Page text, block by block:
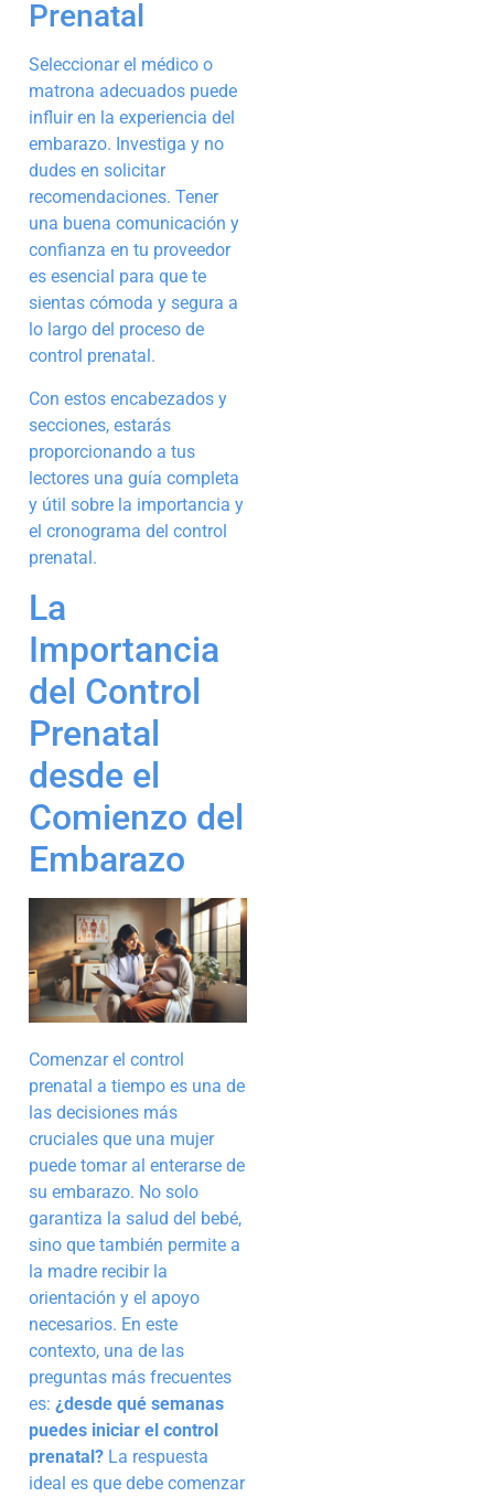
Prenatal
Seleccionar el médico o
matrona adecuados puede
influir en la experiencia del
embarazo. Investiga y no
dudes en solicitar
recomendaciones. Tener
una buena comunicación y
confianza en tu proveedor
es esencial para que te
sientas cómoda y segura a
lo largo del proceso de
control prenatal.
Con estos encabezados y
secciones, estarás
proporcionando a tus
lectores una guía completa
y útil sobre la importancia y
el cronograma del control
prenatal.
La
Importancia
del Control
Prenatal
desde el
Comienzo del
Embarazo
Comenzar el control
prenatal a tiempo es una de
las decisiones más
cruciales que una mujer
puede tomar al enterarse de
su embarazo. No solo
garantiza la salud del bebé,
sino que también permite a
la madre recibir la
orientación y el apoyo
necesarios. En este
contexto, una de las
preguntas más frecuentes
es: ¿desde qué semanas
puedes iniciar el control
prenatal? La respuesta
ideal es que debe comenzar